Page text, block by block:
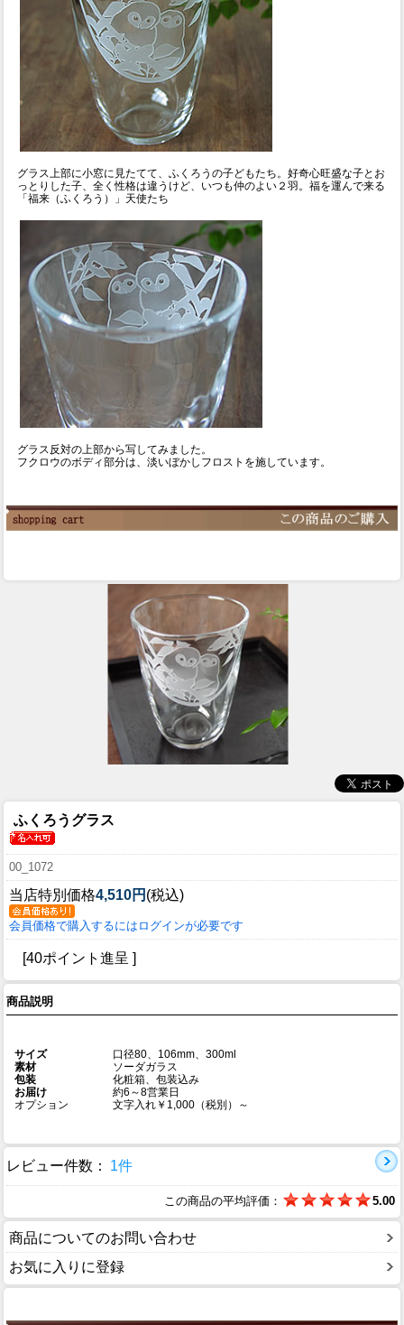
グラス上部に小窓に見たてて、ふくろうの子どもたち。好奇心旺盛な子とお
っとりした子、全く性格は違うけど、いつも仲のよい２羽。福を運んで来る
「福来（ふくろう）」天使たち
グラス反対の上部から写してみました。
フクロウのボディ部分は、淡いぼかしフロストを施しています。
ふくろうグラス
00_1072
当店特別価格4,510円 (税込)
会員価格で購入するにはログインが必要です
[40ポイント進呈 ]
商品説明
サイズ
口径80、106mm、300ml
素材
ソーダガラス
包装
化粧箱、包装込み
お届け
約6～8営業日
オプション
文字入れ￥1,000（税別）～
レビュー件数： 1件
この商品の平均評価： 5.00
商品についてのお問い合わせ
お気に入りに登録